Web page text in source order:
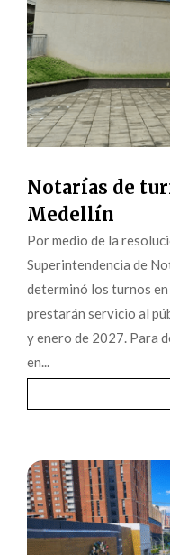
Notarías de
Medellín
Por medio de la
Superintendencia de
determinó los turnos
prestarán servicio al
y enero de 2027. Para
en...